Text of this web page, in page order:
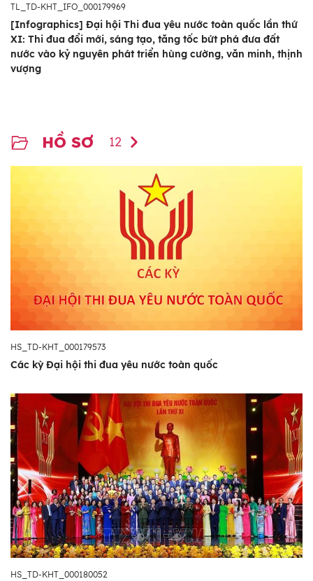
TL_TD-KHT_IFO_000179969
[Infographics] Đại hội Thi đua yêu nước toàn quốc lần thứ
XI: Thi đua đổi mới, sáng tạo, tăng tốc bứt phá đưa đất
nước vào kỷ nguyên phát triển hùng cường, văn minh, thịnh
vượng
HỒ SƠ 12
HS_TD-KHT_000179573
Các kỳ Đại hội thi đua yêu nước toàn quốc
HS_TD-KHT_000180052